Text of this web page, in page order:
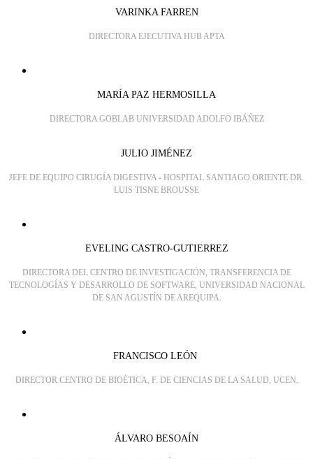
VARINKA FARREN
DIRECTORA EJECUTIVA HUB APTA
MARÍA PAZ HERMOSILLA
DIRECTORA GOBLAB UNIVERSIDAD ADOLFO IBÁÑEZ
JULIO JIMÉNEZ
JEFE DE EQUIPO CIRUGÍA DIGESTIVA - HOSPITAL SANTIAGO ORIENTE DR.
LUIS TISNE BROUSSE
EVELING CASTRO-GUTIERREZ
DIRECTORA DEL CENTRO DE INVESTIGACIÓN, TRANSFERENCIA DE
TECNOLOGÍAS Y DESARROLLO DE SOFTWARE, UNIVERSIDAD NACIONAL
DE SAN AGUSTÍN DE AREQUIPA.
FRANCISCO LEÓN
DIRECTOR CENTRO DE BIOÉTICA, F. DE CIENCIAS DE LA SALUD, UCEN.
ÁLVARO BESOAÍN